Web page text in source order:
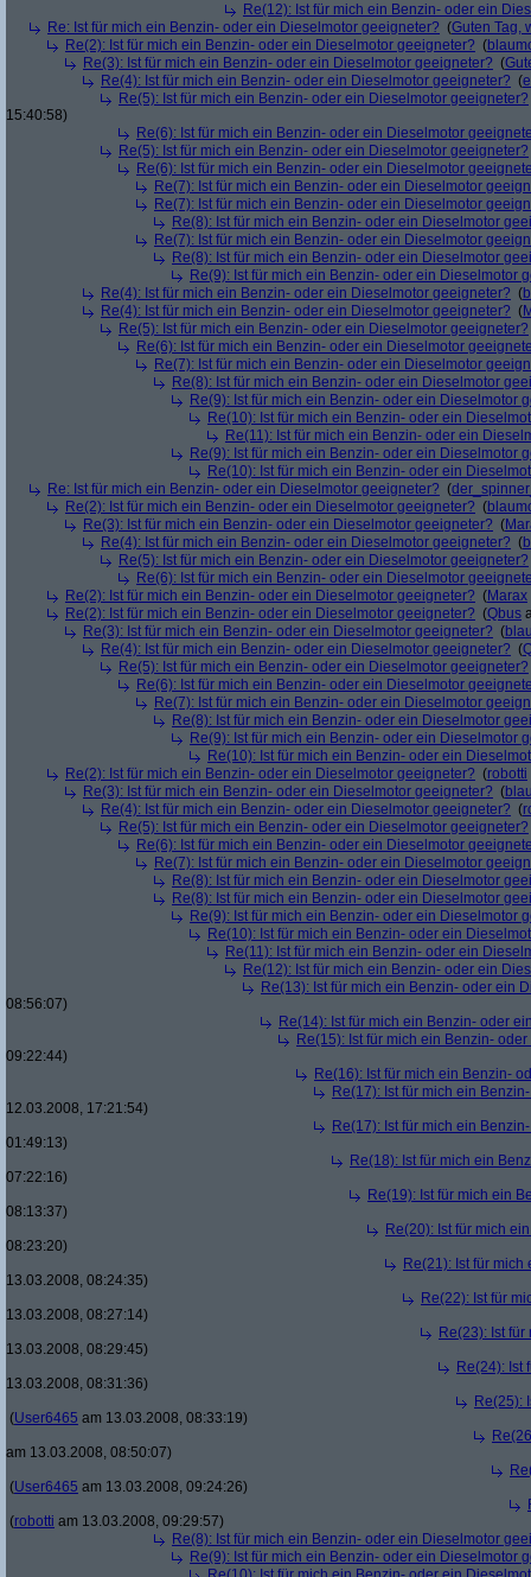
Re(12): Ist für mich ein Benzin- oder ein
Re: Ist für mich ein Benzin- oder ein Dieselmotor geeigneter? (Guten Tag,
Re(2): Ist für mich ein Benzin- oder ein Dieselmotor geeigneter? (
Re(3): Ist für mich ein Benzin- oder ein Dieselmotor geeigneter? (
Re(4): Ist für mich ein Benzin- oder ein Dieselmotor geeigneter? (
Re(5): Ist für mich ein Benzin- oder ein Dieselmotor geeigneter?
15:40:58)
Re(6): Ist für mich ein Benzin- oder ein Dieselmotor
Re(5): Ist für mich ein Benzin- oder ein Dieselmotor geeigneter?
Re(6): Ist für mich ein Benzin- oder ein Dieselmotor
Re(7): Ist für mich ein Benzin- oder ein Dieselmotor
Re(7): Ist für mich ein Benzin- oder ein Dieselmotor
Re(8): Ist für mich ein Benzin- oder ein Dieselmotor
Re(7): Ist für mich ein Benzin- oder ein Dieselmotor
Re(8): Ist für mich ein Benzin- oder ein Dieselmotor
Re(9): Ist für mich ein Benzin- oder ein Dieselmotor
Re(4): Ist für mich ein Benzin- oder ein Dieselmotor geeigneter? (
Re(4): Ist für mich ein Benzin- oder ein Dieselmotor geeigneter? (
Re(5): Ist für mich ein Benzin- oder ein Dieselmotor geeigneter?
Re(6): Ist für mich ein Benzin- oder ein Dieselmotor
Re(7): Ist für mich ein Benzin- oder ein Dieselmotor
Re(8): Ist für mich ein Benzin- oder ein Dieselmotor
Re(9): Ist für mich ein Benzin- oder ein Dieselmotor
Re(10): Ist für mich ein Benzin- oder ein
Re(11): Ist für mich ein Benzin- oder ein
Re(9): Ist für mich ein Benzin- oder ein Dieselmotor
Re(10): Ist für mich ein Benzin- oder ein
Re: Ist für mich ein Benzin- oder ein Dieselmotor geeigneter? (
Re(2): Ist für mich ein Benzin- oder ein Dieselmotor geeigneter? (
Re(3): Ist für mich ein Benzin- oder ein Dieselmotor geeigneter? (
Re(4): Ist für mich ein Benzin- oder ein Dieselmotor geeigneter? (
Re(5): Ist für mich ein Benzin- oder ein Dieselmotor geeigneter?
Re(6): Ist für mich ein Benzin- oder ein Dieselmotor
Re(2): Ist für mich ein Benzin- oder ein Dieselmotor geeigneter? (Marax
Re(2): Ist für mich ein Benzin- oder ein Dieselmotor geeigneter? (Qbus
Re(3): Ist für mich ein Benzin- oder ein Dieselmotor geeigneter? (
Re(4): Ist für mich ein Benzin- oder ein Dieselmotor geeigneter? (
Re(5): Ist für mich ein Benzin- oder ein Dieselmotor geeigneter?
Re(6): Ist für mich ein Benzin- oder ein Dieselmotor
Re(7): Ist für mich ein Benzin- oder ein Dieselmotor
Re(8): Ist für mich ein Benzin- oder ein Dieselmotor
Re(9): Ist für mich ein Benzin- oder ein Dieselmotor
Re(10): Ist für mich ein Benzin- oder ein
Re(2): Ist für mich ein Benzin- oder ein Dieselmotor geeigneter? (robotti
Re(3): Ist für mich ein Benzin- oder ein Dieselmotor geeigneter? (
Re(4): Ist für mich ein Benzin- oder ein Dieselmotor geeigneter? (
Re(5): Ist für mich ein Benzin- oder ein Dieselmotor geeigneter?
Re(6): Ist für mich ein Benzin- oder ein Dieselmotor
Re(7): Ist für mich ein Benzin- oder ein Dieselmotor
Re(8): Ist für mich ein Benzin- oder ein Dieselmotor
Re(8): Ist für mich ein Benzin- oder ein Dieselmotor
Re(9): Ist für mich ein Benzin- oder ein Dieselmotor
Re(10): Ist für mich ein Benzin- oder ein
Re(11): Ist für mich ein Benzin- oder ein
Re(12): Ist für mich ein Benzin- oder ein
Re(13): Ist für mich ein Benzin- oder ein
08:56:07)
Re(14): Ist für mich ein Benzin- oder
Re(15): Ist für mich ein Benzin-
09:22:44)
Re(16): Ist für mich ein Benzin-
Re(17): Ist für mich ein
12.03.2008, 17:21:54)
Re(17): Ist für mich ein
01:49:13)
Re(18): Ist für mich ein
07:22:16)
Re(19): Ist für mich ein
08:13:37)
Re(20): Ist für mich
08:23:20)
Re(21): Ist für
13.03.2008, 08:24:35)
Re(22): Ist für
13.03.2008, 08:27:14)
Re(23): Ist
13.03.2008, 08:29:45)
Re(24): Ist
13.03.2008, 08:31:36)
Re(25):
(User6465 am 13.03.2008, 08:33:19)
am 13.03.2008, 08:50:07)
(User6465 am 13.03.2008, 09:24:26)
(robotti am 13.03.2008, 09:29:57)
Re(8): Ist für mich ein Benzin- oder ein Dieselmotor
Re(9): Ist für mich ein Benzin- oder ein Dieselmotor